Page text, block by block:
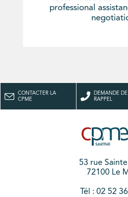
professional
CONTACTER LA
CPME
DEMANDE DE
RAPPEL
53 rue
72100 Le
Tél : 02 52